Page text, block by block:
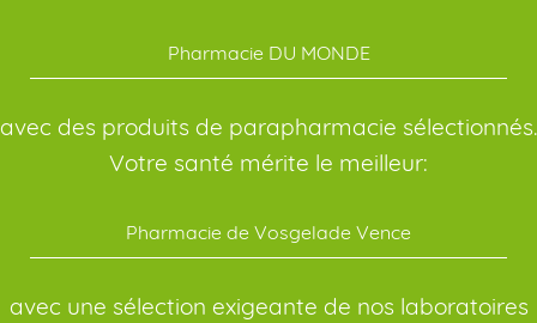
Pharmacie DU MONDE
avec des produits de parapharmacie sélectionnés.
Votre santé mérite le meilleur:
Pharmacie de Vosgelade Vence
avec une sélection exigeante de nos laboratoires